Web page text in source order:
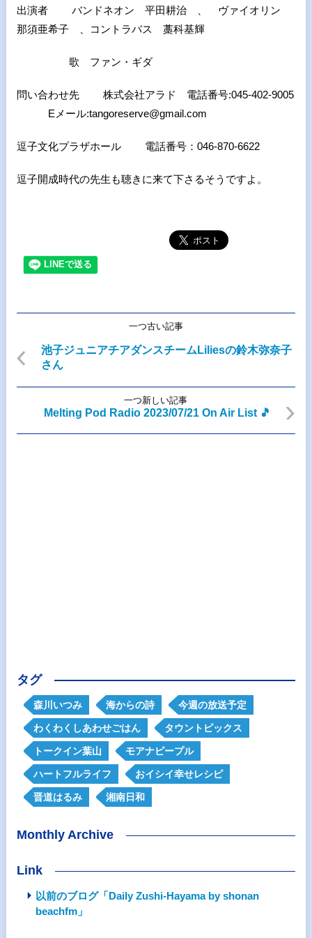
出演者 バンドネオン 平田耕治 、 ヴァイオリン
那須亜希子 、コントラバス 藁科基輝
歌 ファン・ギダ
問い合わせ先 株式会社アラド 電話番号:045-402-9005
Eメール:tangoreserve@gmail.com
逗子文化プラザホール 電話番号：046-870-6622
逗子開成時代の先生も聴きに来て下さるそうですよ。
一つ古い記事
池子ジュニアチアダンスチームLiliesの鈴木弥奈子
さん
一つ新しい記事
Melting Pod Radio 2023/07/21 On Air List 🎵
タグ
森川いつみ 海からの詩 今週の放送予定
わくわくしあわせごはん タウントピックス
トークイン葉山 モアナピープル
ハートフルライフ おイシイ幸せレシピ
晋道はるみ 湘南日和
Monthly Archive
Link
以前のブログ「Daily Zushi-Hayama by shonan
beachfm」